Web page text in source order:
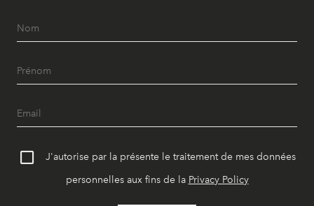
J'autorise par la présente le traitement de mes données
personnelles aux fins de la Privacy Policy